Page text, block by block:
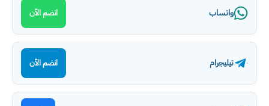
واتساب انضم الآن
تيليجرام انضم الآن